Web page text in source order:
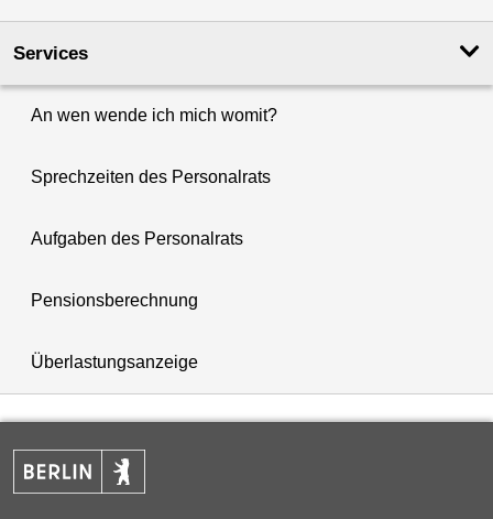
Services
An wen wende ich mich womit?
Sprechzeiten des Personalrats
Aufgaben des Personalrats
Pensionsberechnung
Überlastungsanzeige